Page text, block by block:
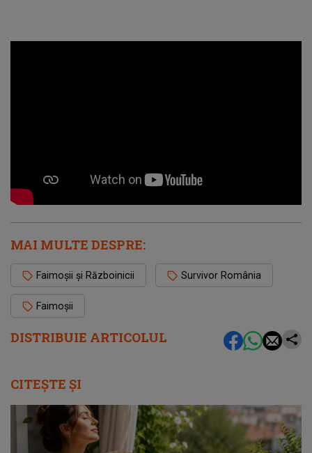
DISTRIBUIE ARTICOLUL
MAI MULTE DESPRE:
Faimoşii şi Războinicii Survivor România
Faimoșii
CITEȘTE ȘI